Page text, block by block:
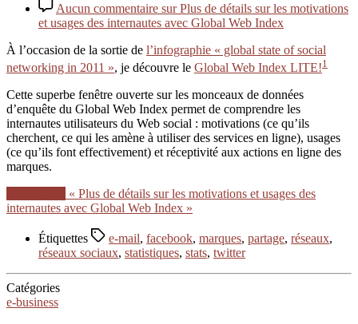
Aucun commentaire sur Plus de détails sur les motivations
et usages des internautes avec Global Web Index
À l’occasion de la sortie de l’infographie « global state of social
networking in 2011 », je découvre le Global Web Index LITE!1
Cette superbe fenêtre ouverte sur les monceaux de données
d’enquête du Global Web Index permet de comprendre les
internautes utilisateurs du Web social : motivations (ce qu’ils
cherchent, ce qui les amène à utiliser des services en ligne), usages
(ce qu’ils font effectivement) et réceptivité aux actions en ligne des
marques.
« Plus de détails sur les motivations et usages des
internautes avec Global Web Index »
Étiquettes e-mail, facebook, marques, partage, réseaux,
réseaux sociaux, statistiques, stats, twitter
Catégories
e-business